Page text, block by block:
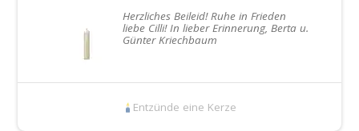
Herzliches Beileid! Ruhe in Frieden
liebe Cilli! In lieber Erinnerung, Berta u.
Günter Kriechbaum
Entzünde eine Kerze